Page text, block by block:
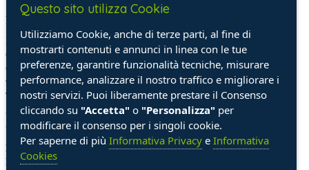
Parcheggio Mercantini
Indirizzo: Viale della Vittoria
Posti auto: 320
Orario di apertura: dalle 7.00 alle 20.30. Chiuso la domenica
Costo orario: € 1,20/ora, con un minimo di 15 min (€ 0,30) dalle
9.00 alle 13.00 e dalle 16.00 alle 20.00. Gratis negli altri orari.
Tariffa agevolata giornaliera: € 3,00 valida per 24 ore
Abbonamenti mensili: € 50,00
Abbonamenti annuali: € 400,00
Parcheggio per Autocaravan: Via Zannoni
Parcheggio Autobus Turistici
Questo sito utilizza Cookie
Utilizziamo Cookie, anche di terze parti, al fine di
mostrarti contenuti e annunci in linea con le tue
preferenze, garantire funzionalità tecniche, misurare
performance, analizzare il nostro traffico e migliorare i
nostri servizi. Puoi liberamente prestare il Consenso
cliccando su "Accetta" o "Personalizza" per
modificare il consenso per i singoli cookie.
Per saperne di più Informativa Privacye Informativa
Cookies